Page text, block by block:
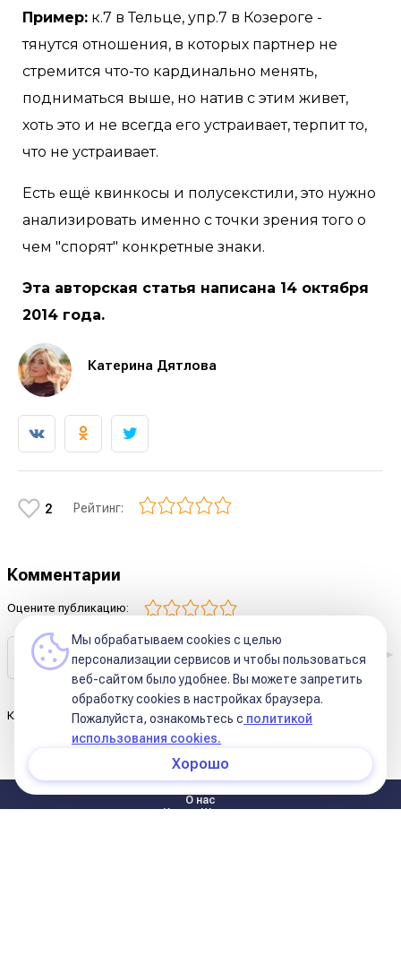
Пример: к.7 в Тельце, упр.7 в Козероге -
тянутся отношения, в которых партнер не
стремится что-то кардинально менять,
подниматься выше, но натив с этим живет,
хоть это и не всегда его устраивает, терпит то,
что не устраивает.
Есть ещё квинкосы и полусекстили, это нужно
анализировать именно с точки зрения того о
чем "спорят" конкретные знаки.
Эта авторская статья написана 14 октября
2014 года.
Катерина Дятлова
2 Рейтинг:
Комментарии
Оцените публикацию:
Комментариев к этой статье ещё нет.
О нас
Курсы Школы
Мы обрабатываем cookies с целью
персонализации сервисов и чтобы пользоваться
веб-сайтом было удобнее. Вы можете запретить
обработку сookies в настройках браузера.
Пожалуйста, ознакомьтесь с политикой
использования cookies.
Хорошо